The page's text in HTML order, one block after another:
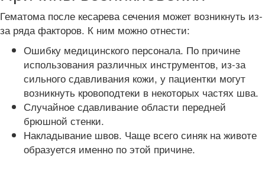
Гематома после кесарева сечения может возникнуть из-
за ряда факторов. К ним можно отнести:
Ошибку медицинского персонала. По причине
использования различных инструментов, из-за
сильного сдавливания кожи, у пациентки могут
возникнуть кровоподтеки в некоторых частях шва.
Случайное сдавливание области передней
брюшной стенки.
Накладывание швов. Чаще всего синяк на животе
образуется именно по этой причине.